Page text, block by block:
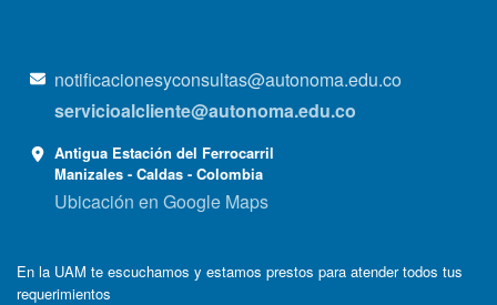
notificacionesyconsultas@autonoma.edu.co
servicioalcliente@autonoma.edu.co
Antigua Estación del Ferrocarril
Manizales - Caldas - Colombia
Ubicación en Google Maps
En la UAM te escuchamos y estamos prestos para atender todos tus
requerimientos